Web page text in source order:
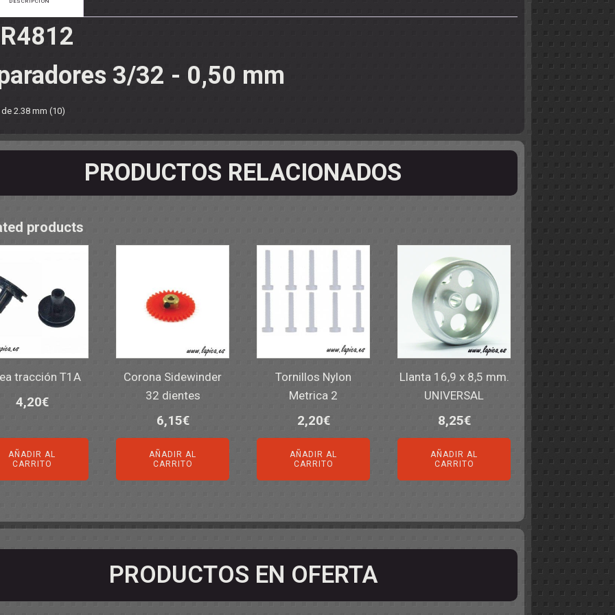
3/32 - 0,50 mm
de 2.38 mm (10)
PRODUCTOS RELACIONADOS
products
tracción T1A
4,20€
AÑADIR AL
CARRITO
Corona Sidewinder
32 dientes
6,15€
AÑADIR AL
CARRITO
Tornillos Nylon
Metrica 2
2,20€
AÑADIR AL
CARRITO
Llanta 16,9 x 8,5 mm.
UNIVERSAL
8,25€
AÑADIR AL
CARRITO
PRODUCTOS EN OFERTA